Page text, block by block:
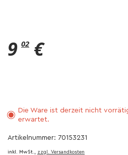
9 02 €
Die Ware ist derzeit nicht
erwartet.
Artikelnummer: 70153231
inkl. MwSt., zzgl. Versandkosten